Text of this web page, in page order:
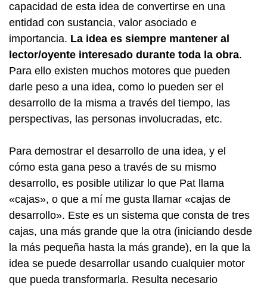
capacidad de esta idea de convertirse en una
entidad con sustancia, valor asociado e
importancia. La idea es siempre mantener al
lector/oyente interesado durante toda la obra.
Para ello existen muchos motores que pueden
darle peso a una idea, como lo pueden ser el
desarrollo de la misma a través del tiempo, las
perspectivas, las personas involucradas, etc.
Para demostrar el desarrollo de una idea, y el
cómo esta gana peso a través de su mismo
desarrollo, es posible utilizar lo que Pat llama
«cajas», o que a mí me gusta llamar «cajas de
desarrollo». Este es un sistema que consta de tres
cajas, una más grande que la otra (iniciando desde
la más pequeña hasta la más grande), en la que la
idea se puede desarrollar usando cualquier motor
que pueda transformarla. Resulta necesario